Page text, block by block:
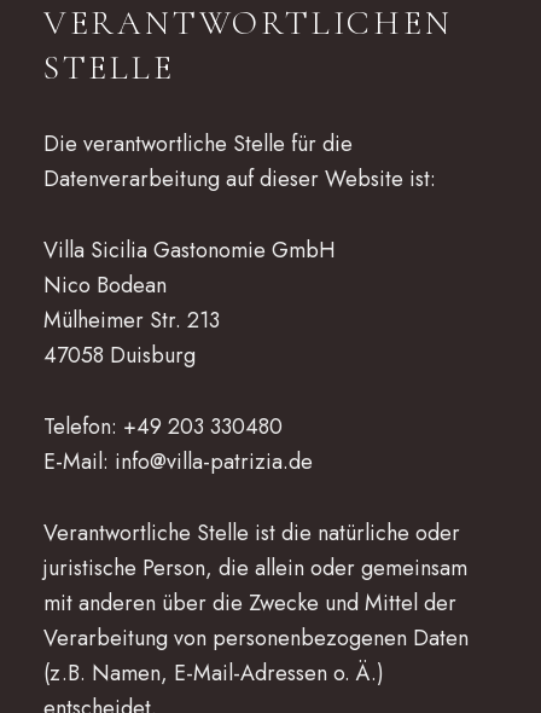
VERANTWORTLICHEN
STELLE
Die verantwortliche Stelle für die
Datenverarbeitung auf dieser Website ist:
Villa Sicilia Gastonomie GmbH
Nico Bodean
Mülheimer Str. 213
47058 Duisburg
Telefon: +49 203 330480
E-Mail: info@villa-patrizia.de
Verantwortliche Stelle ist die natürliche oder
juristische Person, die allein oder gemeinsam
mit anderen über die Zwecke und Mittel der
Verarbeitung von personenbezogenen Daten
(z.B. Namen, E-Mail-Adressen o. Ä.)